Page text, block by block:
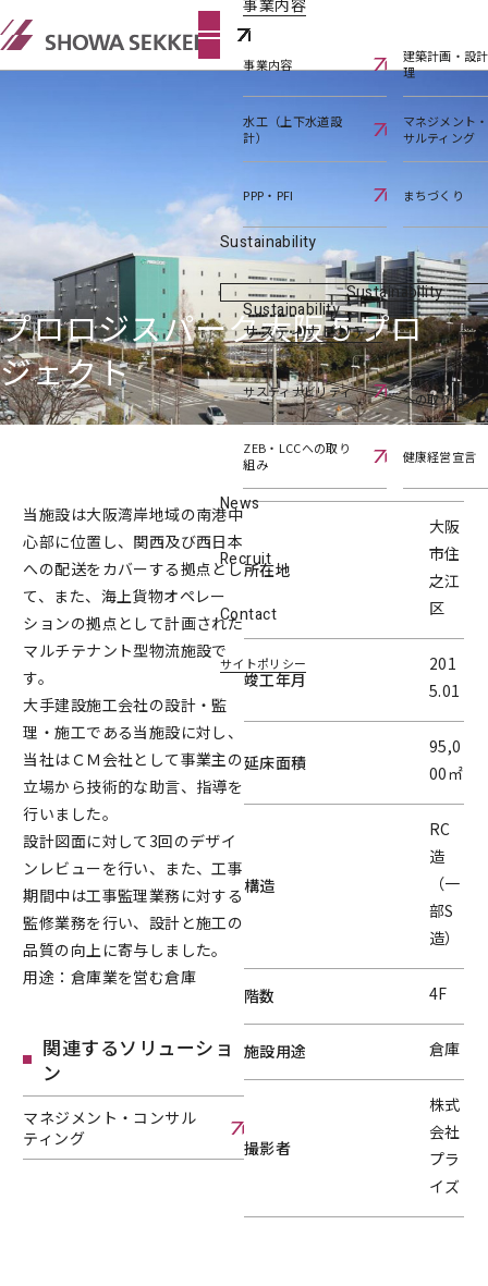
事業内容
事業内容
建築計画・設
理
水工（上下水道設
計）
マネジメント
サルティング
PPP・PFI まちづくり
Sustainability
Sustainability
Sustainability
サスティナビリティ
サスティナビリティ
サスティナビ
への取り組み
ZEB・LCCへの取り
組み
健康経営宣言
News
Recruit
Contact
サイトポリシー
プロロジスパーク大阪５プロ
ジェクト
関連するソリューショ
ン
マネジメント・コンサル
ティング
当施設は大阪湾岸地域の南港中
心部に位置し、関西及び西日本
への配送をカバーする拠点とし
て、また、海上貨物オペレー
ションの拠点として計画された
マルチテナント型物流施設で
す。
大手建設施工会社の設計・監
理・施工である当施設に対し、
当社はＣＭ会社として事業主の
立場から技術的な助言、指導を
行いました。
設計図面に対して3回のデザイ
ンレビューを行い、また、工事
期間中は工事監理業務に対する
監修業務を行い、設計と施工の
品質の向上に寄与しました。
用途：倉庫業を営む倉庫
所在地
大阪
市住
之江
区
竣工年月
201
5.01
延床面積
95,0
00㎡
構造
RC
造
（一
部S
造）
階数 4F
施設用途 倉庫
撮影者
株式
会社
プラ
イズ